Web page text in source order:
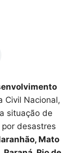
Civil Nacional,
situação de
desastres
Mato